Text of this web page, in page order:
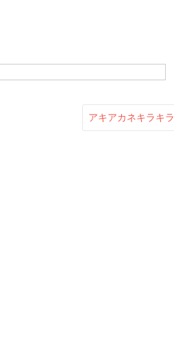
アキアカネキラキラ